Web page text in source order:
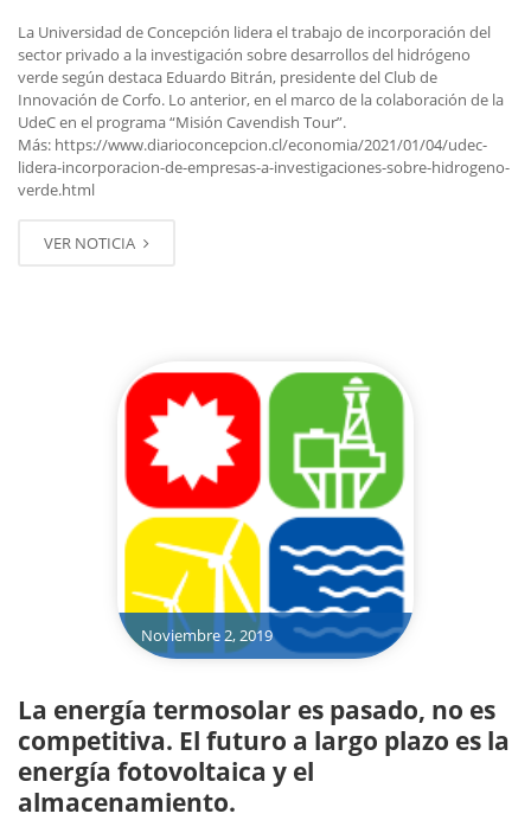
La Universidad de Concepción lidera el trabajo de incorporación del
sector privado a la investigación sobre desarrollos del hidrógeno
verde según destaca Eduardo Bitrán, presidente del Club de
Innovación de Corfo. Lo anterior, en el marco de la colaboración de la
UdeC en el programa “Misión Cavendish Tour”.
Más: https://www.diarioconcepcion.cl/economia/2021/01/04/udec-
lidera-incorporacion-de-empresas-a-investigaciones-sobre-hidrogeno-
verde.html
VER NOTICIA
Noviembre 2, 2019
La energía termosolar es pasado, no es
competitiva. El futuro a largo plazo es la
energía fotovoltaica y el
almacenamiento.